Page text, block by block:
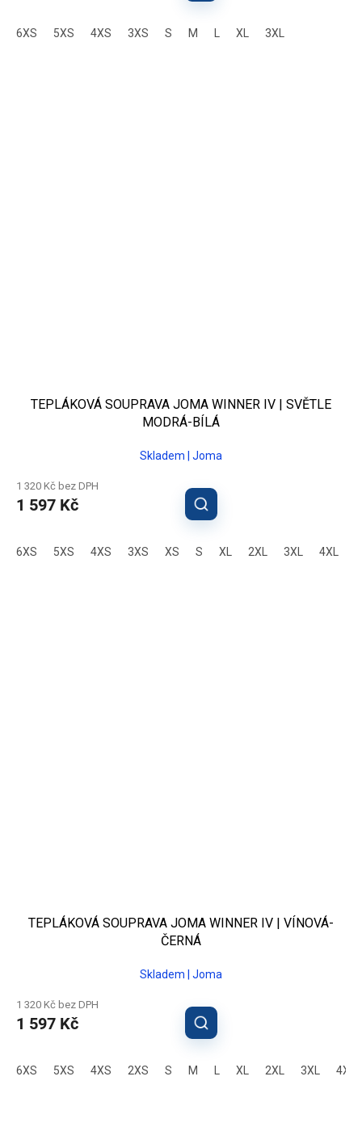
6XS 5XS 4XS 3XS S M XL 3XL
TEPLÁKOVÁ SOUPRAVA JOMA WINNER IV | SVĚTLE
MODRÁ-BÍLÁ
Skladem | Joma
1 320 Kč bez DPH
1 597 Kč
6XS 5XS 4XS 3XS XS S XL 2XL 3XL 4XL
TEPLÁKOVÁ SOUPRAVA JOMA WINNER IV | VÍNOVÁ-
ČERNÁ
Skladem | Joma
1 320 Kč bez DPH
1 597 Kč
6XS 5XS 4XS 2XS S M XL 2XL 3XL 4XL